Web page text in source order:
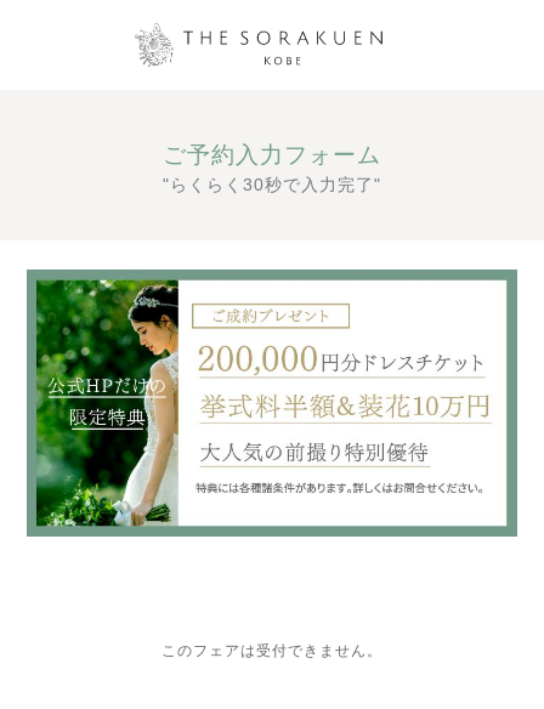
ご予約入力フォーム
"らくらく30秒で入力完了"
このフェアは受付できません。